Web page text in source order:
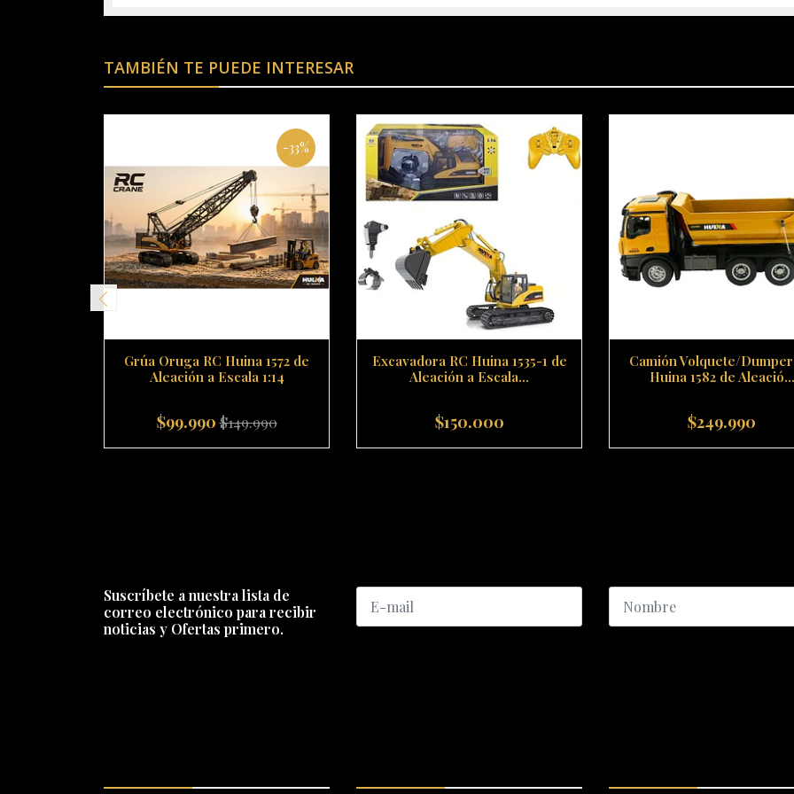
TAMBIÉN TE PUEDE INTERESAR
-33%
Grúa Oruga RC Huina 1572 de
Aleación a Escala 1:14
+
$99.990 $149.990
Excavadora RC Huina 1535-1 de
Aleación a Escala...
+
$150.000
Camión Volquete/Dumper
Huina 1582 de Aleació...
+
$249.990
Suscríbete a nuestra lista de
correo electrónico para recibir
noticias y Ofertas primero.